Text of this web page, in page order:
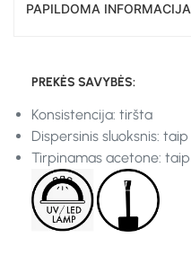
PAPILDOMA INFORMACIJA
PREKĖS SAVYBĖS:
Konsistencija: tiršta
Dispersinis sluoksnis: taip
Tirpinamas acetone: taip